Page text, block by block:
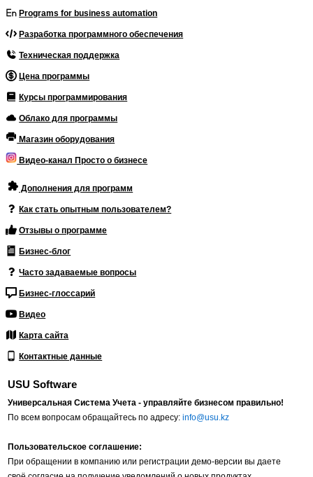
Programs for business automation
Разработка программного обеспечения
Техническая поддержка
Цена программы
Курсы программирования
Облако для программы
Магазин оборудования
Видео-канал Просто о бизнесе
Дополнения для программ
Как стать опытным пользователем?
Отзывы о программе
Бизнес-блог
Часто задаваемые вопросы
Бизнес-глоссарий
Видео
Карта сайта
Контактные данные
USU Software
Универсальная Система Учета - управляйте бизнесом правильно!
По всем вопросам обращайтесь по адресу:info@usu.kz
Пользовательское соглашение:
При обращении в компанию или регистрации демо-версии вы даете